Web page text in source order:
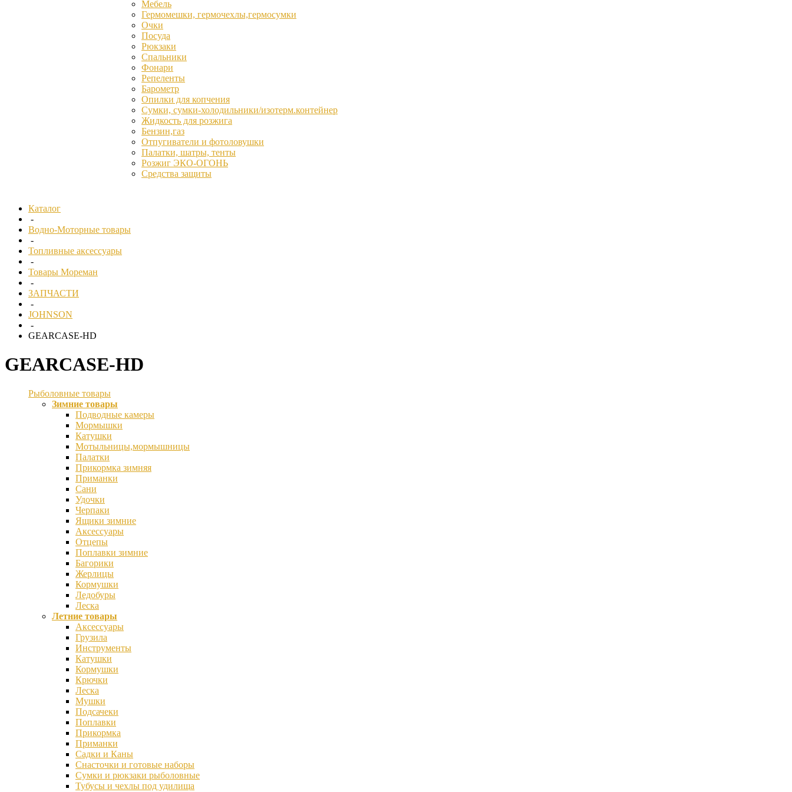
Мебель
Гермомешки, гермочехлы,гермосумки
Очки
Посуда
Рюкзаки
Спальники
Фонари
Репеленты
Барометр
Опилки для копчения
Сумки, сумки-холодильники/изотерм.контейнер
Жидкость для розжига
Бензин,газ
Отпугиватели и фотоловушки
Палатки, шатры, тенты
Розжиг ЭКО-ОГОНЬ
Средства защиты
Каталог
-
Водно-Моторные товары
-
Топливные аксессуары
-
Товары Мореман
-
ЗАПЧАСТИ
-
JOHNSON
-
GEARCASE-HD
GEARCASE-HD
Рыболовные товары
Зимние товары
Подводные камеры
Мормышки
Катушки
Мотыльницы,мормышницы
Палатки
Прикормка зимняя
Приманки
Сани
Удочки
Черпаки
Ящики зимние
Аксессуары
Отцепы
Поплавки зимние
Багорики
Жерлицы
Кормушки
Ледобуры
Леска
Летние товары
Аксессуары
Грузила
Инструменты
Катушки
Кормушки
Крючки
Леска
Мушки
Подсачеки
Поплавки
Прикормка
Приманки
Садки и Каны
Снасточки и готовые наборы
Сумки и рюкзаки рыболовные
Тубусы и чехлы под удилища